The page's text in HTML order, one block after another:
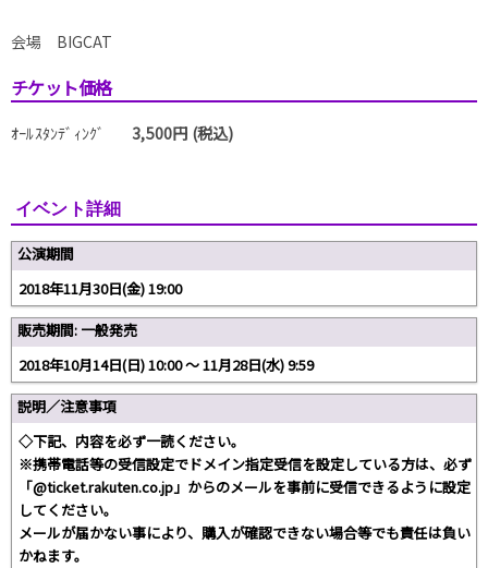
会場 BIGCAT
チケット価格
ｵｰﾙｽﾀﾝﾃﾞｨﾝｸﾞ 3,500円 (税込)
イベント詳細
公演期間
2018年11月30日(金) 19:00
販売期間: 一般発売
2018年10月14日(日) 10:00 〜 11月28日(水) 9:59
説明／注意事項
◇下記、内容を必ず一読ください。
※携帯電話等の受信設定でドメイン指定受信を設定している方は、必ず
「@ticket.rakuten.co.jp」からのメールを事前に受信できるように設定
してください。
メールが届かない事により、購入が確認できない場合等でも責任は負い
かねます。